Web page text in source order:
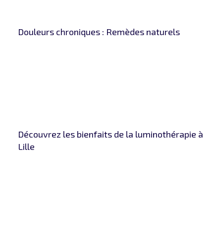
Douleurs chroniques : Remèdes naturels
Découvrez les bienfaits de la luminothérapie à
Lille